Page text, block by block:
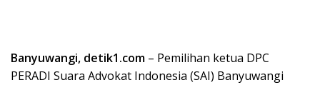
Banyuwangi, detik1.com – Pemilihan ketua DPC
PERADI Suara Advokat Indonesia (SAI) Banyuwangi